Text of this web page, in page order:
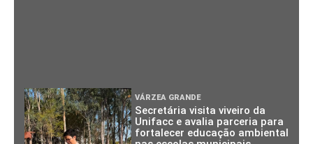
VÁRZEA GRANDE
Secretária visita viveiro da
Unifacc e avalia parceria para
fortalecer educação ambiental